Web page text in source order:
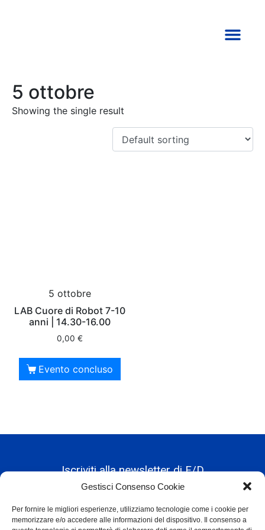
Gestisci Consenso Cookie
Per fornire le migliori esperienze, utilizziamo tecnologie come i cookie per
memorizzare e/o accedere alle informazioni del dispositivo. Il consenso a
5 ottobre
Showing the single result
5 ottobre
LAB Cuore di Robot 7-10
anni | 14.30-16.00
0,00 €
Evento concluso
Iscriviti alla newsletter di F/D
Alternative: